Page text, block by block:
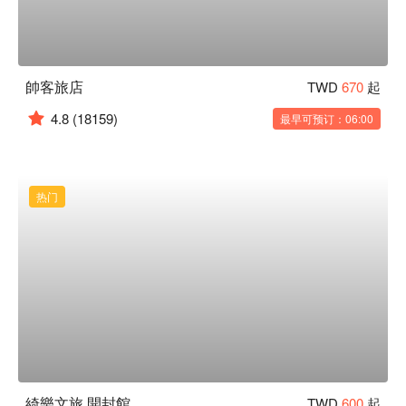
帥客旅店 TWD 670 起
4.8 (18159) 最早可预订：06:00
热门